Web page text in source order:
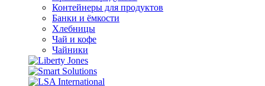
Контейнеры для продуктов
Банки и ёмкости
Хлебницы
Чай и кофе
Чайники